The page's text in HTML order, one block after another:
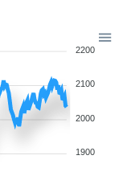
2200
2100
2000
1900